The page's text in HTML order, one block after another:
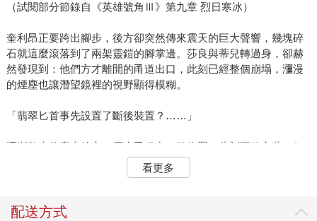
（試閱部分節錄自《英雄號角Ⅲ》第九章 烈日寒冰）
奎利昂正要跨出腳步，後方卻突然傳來震天的巨大聲響，幾塊碎
石就這麼滾落到了兩架靈鎧的腳掌邊。莎良與蒂兒轉過身，卻赫
然發現到：他們方才離開的甬道出口，此刻已經整個崩塌，瀰漫
的煙塵也讓潛望鏡裡的視野顯得模糊。
「翡翠匕首事先設置了斷後裝置？……」
逐漸散去的塵土後方、原先甬道出口的位置，此刻正佇立著一個
蠟白中隱透出灰藍的身影，輪廓令他們不禁想起兩天前首度遭遇
「靈鎧龍？」注視著眼前的巨影，莎良的喃喃低嘆，透過奎利昂
看更多
配送方式